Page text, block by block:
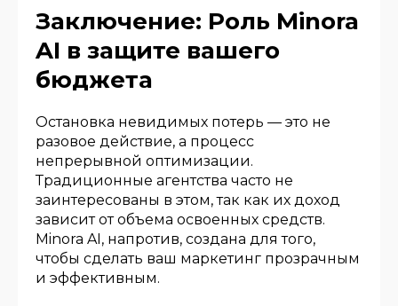
Заключение: Роль Minora
AI в защите вашего
бюджета
Остановка невидимых потерь — это не
разовое действие, а процесс
непрерывной оптимизации.
Традиционные агентства часто не
заинтересованы в этом, так как их доход
зависит от объема освоенных средств.
Minora AI, напротив, создана для того,
чтобы сделать ваш маркетинг прозрачным
и эффективным.